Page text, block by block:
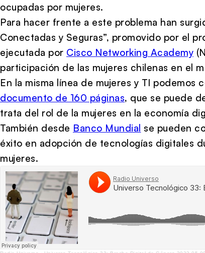
ocupadas por mujeres.
Para hacer frente a este problema han
Conectadas y Seguras”, promovido por el
ejecutada por Cisco Networking Academy
participación de las mujeres chilenas en el
En la misma línea de mujeres y TI podemos
documento de 160 páginas, que se puede
trata del rol de la mujeres en la economía
También desde Banco Mundial se pueden
éxito en adopción de tecnologías digitales
mujeres.